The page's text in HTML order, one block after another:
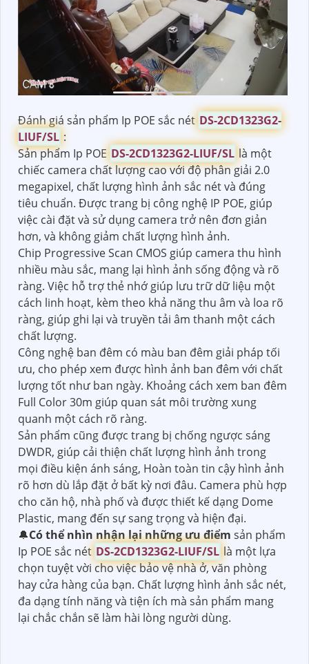
Đánh giá sản phẩm Ip POE sắc nét DS-2CD1323G2-
LIUF/SL :
Sản phẩm Ip POE DS-2CD1323G2-LIUF/SL là một
chiếc camera chất lượng cao với độ phân giải 2.0
megapixel, chất lượng hình ảnh sắc nét và đúng
tiêu chuẩn. Được trang bị công nghệ IP POE, giúp
việc cài đặt và sử dụng camera trở nên đơn giản
hơn, và không giảm chất lượng hình ảnh.
Chip Progressive Scan CMOS giúp camera thu hình
nhiều màu sắc, mang lại hình ảnh sống động và rõ
ràng. Việc hỗ trợ thẻ nhớ giúp lưu trữ dữ liệu một
cách linh hoạt, kèm theo khả năng thu âm và loa rõ
ràng, giúp ghi lại và truyền tải âm thanh một cách
chất lượng.
Công nghệ ban đêm có màu ban đêm giải pháp tối
ưu, cho phép xem được hình ảnh ban đêm với chất
lượng tốt như ban ngày. Khoảng cách xem ban đêm
Full Color 30m giúp quan sát môi trường xung
quanh một cách rõ ràng.
Sản phẩm cũng được trang bị chống ngược sáng
DWDR, giúp cải thiện chất lượng hình ảnh trong
mọi điều kiện ánh sáng, Hoàn toàn tin cậy hình ảnh
rõ hơn dù lắp đặt ở bất kỳ nơi đâu. Camera phù hợp
cho căn hộ, nhà phố và được thiết kế dạng Dome
Plastic, mang đến sự sang trọng và hiện đại.
🔔Có thể nhìn nhận lại những ưu điểm sản phẩm
Ip POE sắc nét DS-2CD1323G2-LIUF/SL là một lựa
chọn tuyệt vời cho việc bảo vệ nhà ở, văn phòng
hay cửa hàng của bạn. Chất lượng hình ảnh sắc nét,
đa dạng tính năng và tiện ích mà sản phẩm mang
lại chắc chắn sẽ làm hài lòng người dùng.